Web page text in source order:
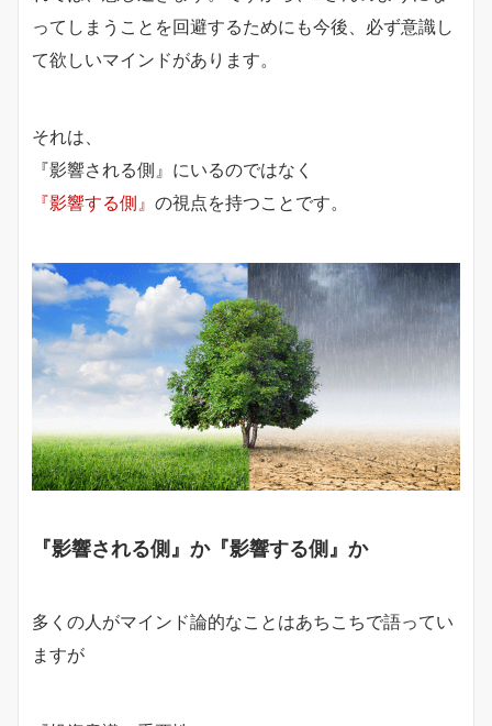
ってしまうことを回避するためにも今後、必ず意識し
て欲しいマインドがあります。
それは、
『影響される側』 にいるのではなく
『影響する側』 の視点を持つことです。
『影響される側』か『影響する側』か
多くの人がマインド論的なことはあちこちで語ってい
ますが